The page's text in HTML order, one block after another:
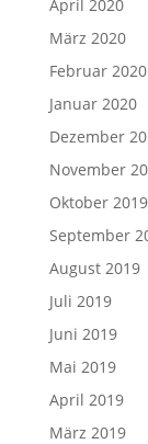
April 2020
März 2020
Februar 2020
Januar 2020
Dezember
November
Oktober 2019
September
August 2019
Juli 2019
Juni 2019
Mai 2019
April 2019
März 2019